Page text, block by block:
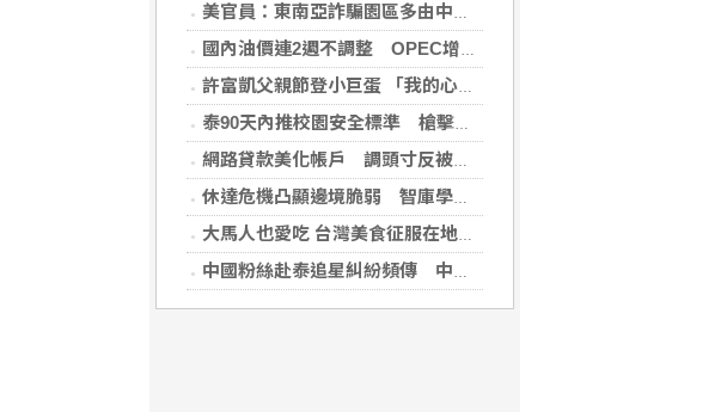
美官員：東南亞詐騙園區多由中國背景跨國犯罪組織主導
國內油價連2週不調整 OPEC增產國際油價跌
許富凱父親節登小巨蛋 「我的心肝寶貝」思念爸爸
泰90天內推校園安全標準 槍擊案後全國加強心理篩檢
網路貸款美化帳戶 調頭寸反被當成洗錢人頭帳戶
休達危機凸顯邊境脆弱 智庫學者籲建立歐盟統一方案
大馬人也愛吃 台灣美食征服在地味蕾
中國粉絲赴泰追星糾紛頻傳 中國駐泰使館籲文明守法